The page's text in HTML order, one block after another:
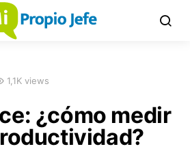
1,1K views
¿cómo medir